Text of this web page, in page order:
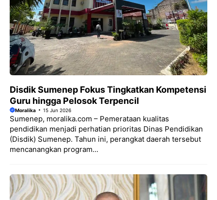
Disdik Sumenep Fokus Tingkatkan Kompetensi
Guru hingga Pelosok Terpencil
Moralika 15 Jun 2026
Sumenep, moralika.com – Pemerataan kualitas
pendidikan menjadi perhatian prioritas Dinas Pendidikan
(Disdik) Sumenep. Tahun ini, perangkat daerah tersebut
mencanangkan program...